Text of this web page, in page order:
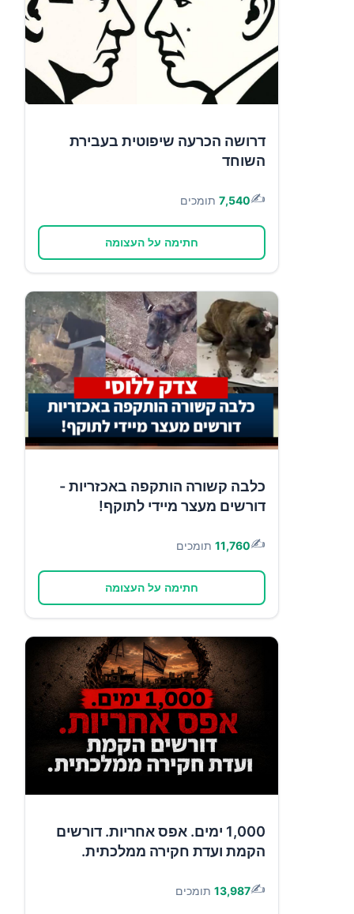
דרושה הכרעה שיפוטית בעבירת
השוחד
✍️
7,540 תומכים
חתימה על העצומה
כלבה קשורה הותקפה באכזריות -
דורשים מעצר מיידי לתוקף!
✍️
11,760 תומכים
חתימה על העצומה
1,000 ימים. אפס אחריות. דורשים
הקמת ועדת חקירה ממלכתית.
✍️
13,987 תומכים